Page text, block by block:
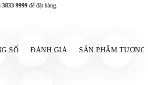
3833 9999 để đặt hàng.
SỐ ĐÁNH GIÁ SẢN PHẨM TƯƠNG